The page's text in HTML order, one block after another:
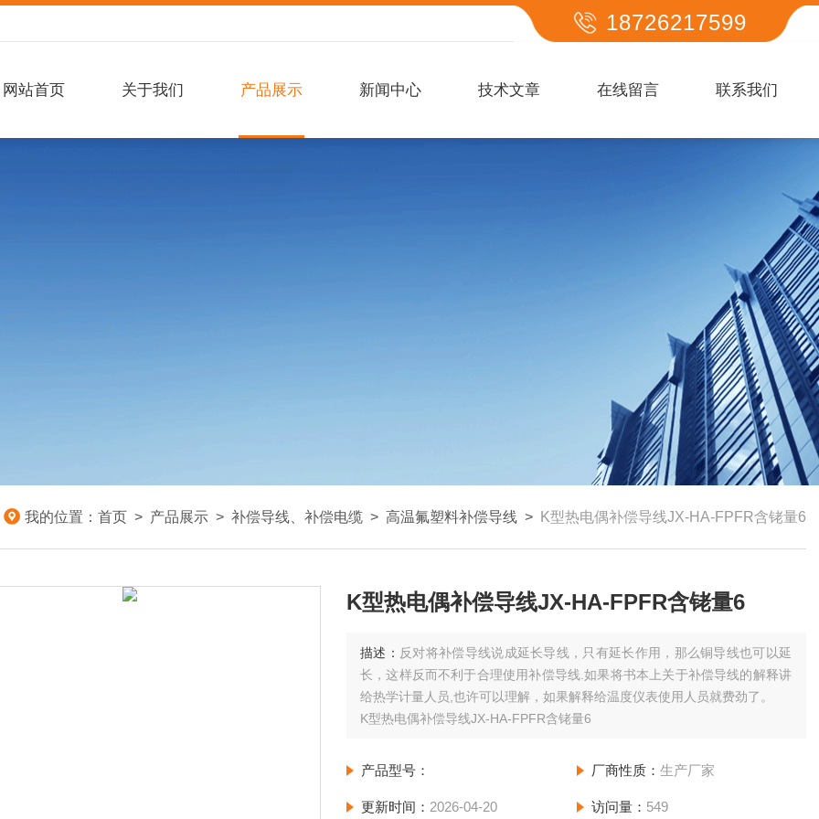
18726217599
网站首页 关于我们 产品展示 新闻中心 技术文章 在线留言 联系我们
我的位置： 首页 > 产品展示 > 补偿导线、补偿电缆 > 高温氟塑料补偿导线 > K型热电偶补偿导线JX-HA-FPFR含铑量6
K型热电偶补偿导线JX-HA-FPFR含铑量6
描述： 反对将补偿导线说成延长导线，只有延长作用，那么铜导线也可以延
长，这样反而不利于合理使用补偿导线.如果将书本上关于补偿导线的解释讲
给热学计量人员,也许可以理解，如果解释给温度仪表使用人员就费劲了。
K型热电偶补偿导线JX-HA-FPFR含铑量6
产品型号： 厂商性质： 生产厂家
更新时间： 2026-04-20 访问量： 549